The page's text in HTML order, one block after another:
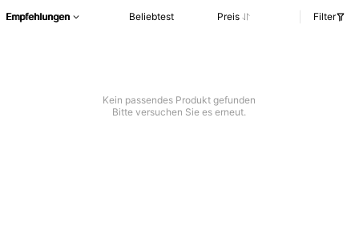
Empfehlungen Beliebtest Preis Filter
Kein passendes Produkt gefunden
Bitte versuchen Sie es erneut.